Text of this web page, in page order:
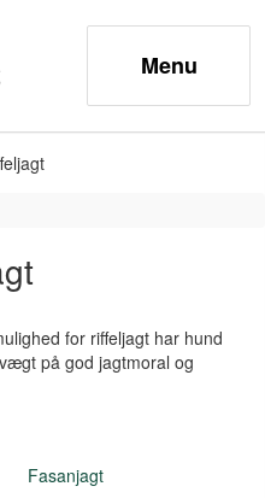
for riffeljagt har hund
på god jagtmoral og
Fasanjagt